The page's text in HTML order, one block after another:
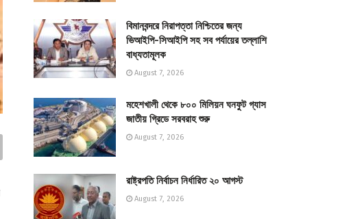
বিমানবন্দরে নিরাপত্তা নিশ্চিতের জন্য
ভিআইপি-সিআইপি সহ সব পর্যায়ের তল্লাশি
বাধ্যতামূলক
August 7, 2026
মহেশখালী থেকে ৮০০ মিলিয়ন ঘনফুট গ্যাস
জাতীয় গ্রিডে সরবরাহ শুরু
August 7, 2026
রাষ্ট্রপতি নির্বাচন নির্ধারিত ২০ আগস্ট
August 7, 2026